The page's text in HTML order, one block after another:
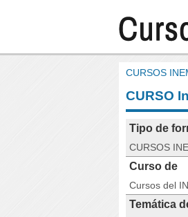
CURSOS
CURSO
Tipo de
CURSOS
Curso de
Cursos del
Temática